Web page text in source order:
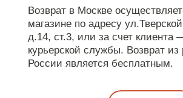
Возврат в Москве
магазине по адресу
д.14, ст.3, или за счет
курьерской службы. Возврат из
России является бесплатным.